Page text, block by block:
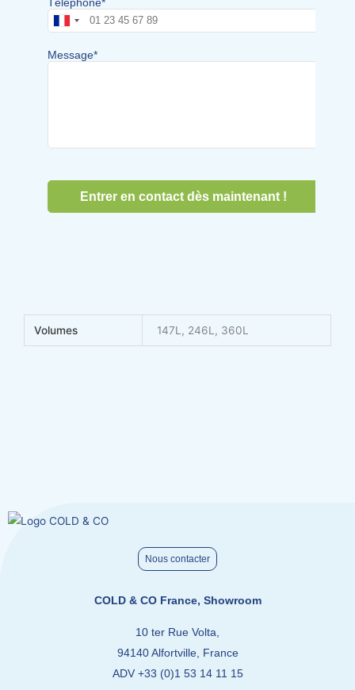
Volumes 147L, 246L, 360L
Nous contacter
COLD & CO France, Showroom
10 ter Rue Volta,
94140 Alfortville, France
ADV +33 (0)1 53 14 11 15